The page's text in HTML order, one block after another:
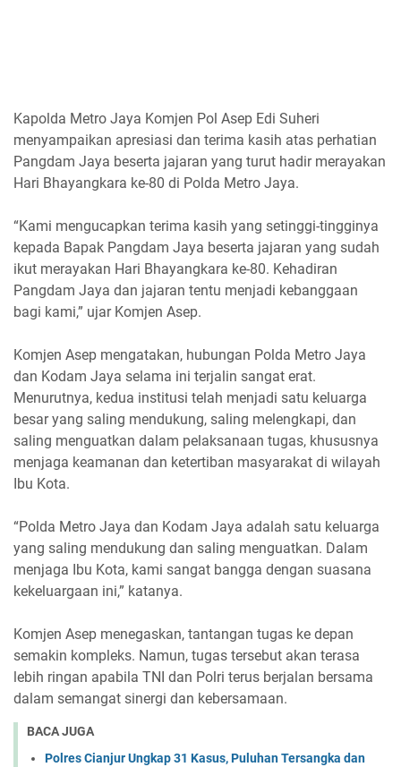
Kapolda Metro Jaya Komjen Pol Asep Edi Suheri
menyampaikan apresiasi dan terima kasih atas perhatian
Pangdam Jaya beserta jajaran yang turut hadir merayakan
Hari Bhayangkara ke-80 di Polda Metro Jaya.
“Kami mengucapkan terima kasih yang setinggi-tingginya
kepada Bapak Pangdam Jaya beserta jajaran yang sudah
ikut merayakan Hari Bhayangkara ke-80. Kehadiran
Pangdam Jaya dan jajaran tentu menjadi kebanggaan
bagi kami,” ujar Komjen Asep.
Komjen Asep mengatakan, hubungan Polda Metro Jaya
dan Kodam Jaya selama ini terjalin sangat erat.
Menurutnya, kedua institusi telah menjadi satu keluarga
besar yang saling mendukung, saling melengkapi, dan
saling menguatkan dalam pelaksanaan tugas, khususnya
menjaga keamanan dan ketertiban masyarakat di wilayah
Ibu Kota.
“Polda Metro Jaya dan Kodam Jaya adalah satu keluarga
yang saling mendukung dan saling menguatkan. Dalam
menjaga Ibu Kota, kami sangat bangga dengan suasana
kekeluargaan ini,” katanya.
Komjen Asep menegaskan, tantangan tugas ke depan
semakin kompleks. Namun, tugas tersebut akan terasa
lebih ringan apabila TNI dan Polri terus berjalan bersama
dalam semangat sinergi dan kebersamaan.
BACA JUGA
Polres Cianjur Ungkap 31 Kasus, Puluhan Tersangka dan